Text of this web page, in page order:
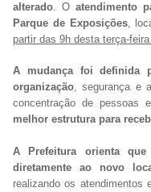
alterado. O atendimento
Parque de Exposições,
partir das 9h desta terça-
A mudança foi definida
organização, segurança e
concentração de pessoas
melhor estrutura para
A Prefeitura orienta que
diretamente ao novo
realizando os atendimentos